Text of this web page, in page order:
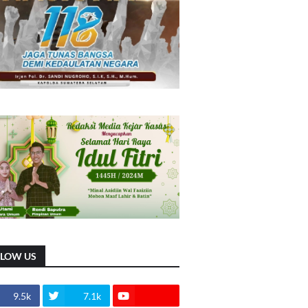
US
9.5k 7.1k